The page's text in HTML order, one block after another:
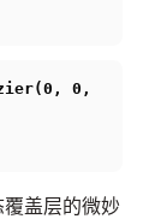
0,
盖层的微妙